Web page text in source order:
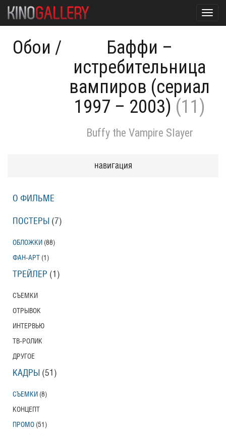
Обои /
Баффи –
истребительница
вампиров (сериал
1997 – 2003) (11)
Buffy the Vampire Slayer
навигация
О ФИЛЬМЕ
ПОСТЕРЫ (7)
ОБЛОЖКИ (88)
ФАН-АРТ (1)
ТРЕЙЛЕР (1)
СЪЕМКИ
ОТРЫВОК
ИНТЕРВЬЮ
ТВ-РОЛИК
ДРУГОЕ
КАДРЫ (51)
СЪЕМКИ (8)
КОНЦЕПТ
ПРОМО (51)